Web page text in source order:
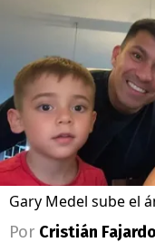
Gary Medel sube el
Por Cristián